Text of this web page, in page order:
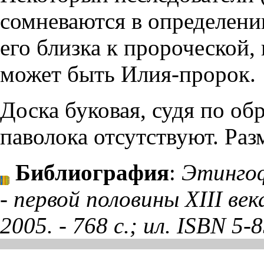
сомневаются в
его близка к
может быть Илия-пророк.
Доска буковая, судя по
паволока отсутствуют.
Библиография:
- первой половины XIII
2005. - 768 с.; ил. ISBN 5-